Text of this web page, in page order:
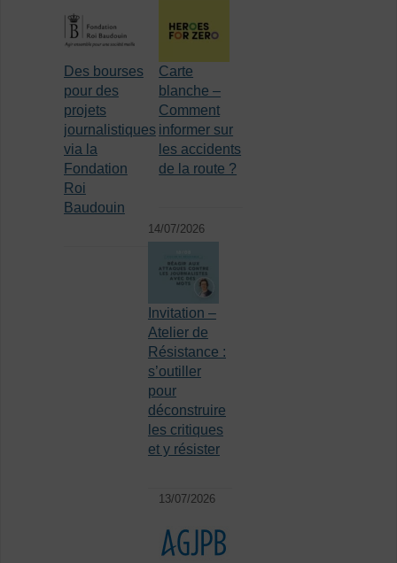
Des bourses
pour des
projets
journalistiques
via la
Fondation
Roi
Baudouin
Carte
blanche –
Comment
informer sur
les accidents
de la route ?
14/07/2026
Invitation –
Atelier de
Résistance :
s’outiller
pour
déconstruire
les critiques
et y résister
13/07/2026